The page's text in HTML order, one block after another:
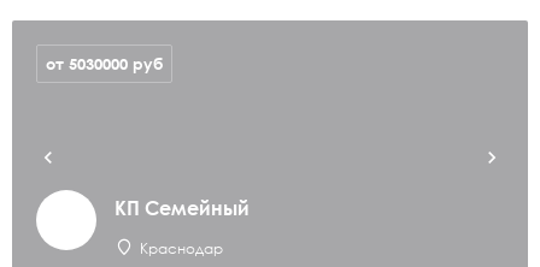
КП Семейный
Краснодар
от 5030000 руб